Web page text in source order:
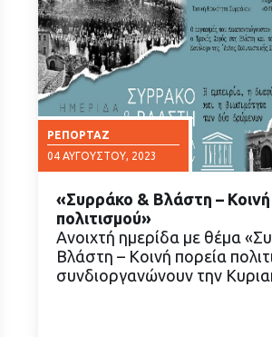
ΡΕΠΟΡΤΆΖ
04 ΑΥΓΟΎΣΤΟΥ, 2023
ΔΙΑΒΑΣΤΕ
«Συρράκο & Βλάστη – Κοινή
πολιτισμού»
Ανοιχτή ημερίδα με θέμα
Βλάστη – Κοινή πορεία
συνδιοργανώνουν την